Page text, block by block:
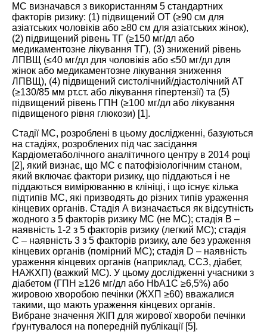
МС визначався з використанням 5 стандартних
факторів ризику: (1) підвищений ОТ (≥90 см для
азіатських чоловіків або ≥80 см для азіатських жінок),
(2) підвищений рівень ТГ (≥150 мг/дл або
медикаментозне лікування ТГ), (3) знижений рівень
ЛПВЩ (≤40 мг/дл для чоловіків або ≤50 мг/дл для
жінок або медикаментозне лікування зниження
ЛПВЩ), (4) підвищений систолічний/діастолічний АТ
(≥130/85 мм рт.ст. або лікування гіпертензії) та (5)
підвищений рівень ГПН (≥100 мг/дл або лікування
підвищеного рівня глюкози) [1].
Стадії МС, розроблені в цьому дослідженні, базуються
на стадіях, розроблених під час засідання
Кардіометаболічного аналітичного центру в 2014 році
[2], який визнає, що МС є патофізіологічним станом,
який включає фактори ризику, що піддаються і не
піддаються вимірюванню в клініці, і що існує кілька
підтипів МС, які призводять до різних типів ураження
кінцевих органів. Стадія А визначається як відсутність
жодного з 5 факторів ризику МС (не МС); стадія В –
наявність 1-2 з 5 факторів ризику (легкий МС); стадія
С – наявність 3 з 5 факторів ризику, але без ураження
кінцевих органів (помірний МС); стадія D – наявність
ураження кінцевих органів (наприклад, ССЗ, діабет,
НАЖХП) (важкий МС). У цьому дослідженні учасники з
діабетом (ГПН ≥126 мг/дл або HbA1C ≥6,5%) або
жировою хворобою печінки (ЖХП ≥60) вважалися
такими, що мають ураження кінцевих органів.
Вибране значення ЖІП для жирової хвороби печінки
ґрунтувалося на попередній публікації [5].